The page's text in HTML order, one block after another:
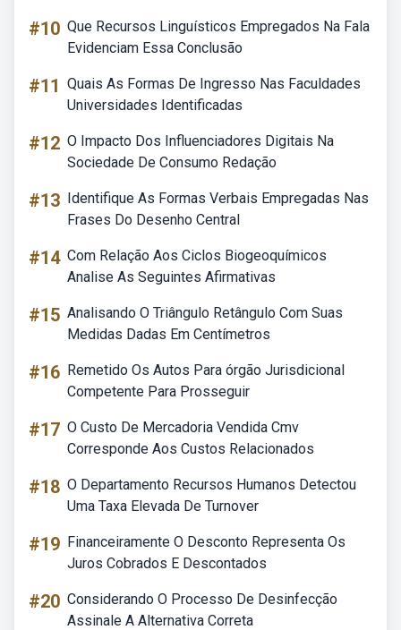
#10 Que Recursos Linguísticos Empregados Na Fala
Evidenciam Essa Conclusão
#11 Quais As Formas De Ingresso Nas Faculdades
Universidades Identificadas
#12 O Impacto Dos Influenciadores Digitais Na
Sociedade De Consumo Redação
#13 Identifique As Formas Verbais Empregadas Nas
Frases Do Desenho Central
#14 Com Relação Aos Ciclos Biogeoquímicos
Analise As Seguintes Afirmativas
#15 Analisando O Triângulo Retângulo Com Suas
Medidas Dadas Em Centímetros
#16 Remetido Os Autos Para órgão Jurisdicional
Competente Para Prosseguir
#17 O Custo De Mercadoria Vendida Cmv
Corresponde Aos Custos Relacionados
#18 O Departamento Recursos Humanos Detectou
Uma Taxa Elevada De Turnover
#19 Financeiramente O Desconto Representa Os
Juros Cobrados E Descontados
#20 Considerando O Processo De Desinfecção
Assinale A Alternativa Correta